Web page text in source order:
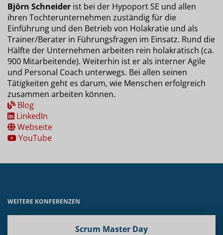
Björn Schneider ist bei der Hypoport SE und allen
ihren Tochterunternehmen zuständig für die
Einführung und den Betrieb von Holakratie und als
Trainer/Berater in Führungsfragen im Einsatz. Rund die
Hälfte der Unternehmen arbeiten rein holakratisch (ca.
900 Mitarbeitende). Weiterhin ist er als interner Agile
und Personal Coach unterwegs. Bei allen seinen
Tätigkeiten geht es darum, wie Menschen erfolgreich
zusammen arbeiten können.
Blog
LinkedIn
Webseite
YouTube
WEITERE KONFERENZEN
Scrum Master Day